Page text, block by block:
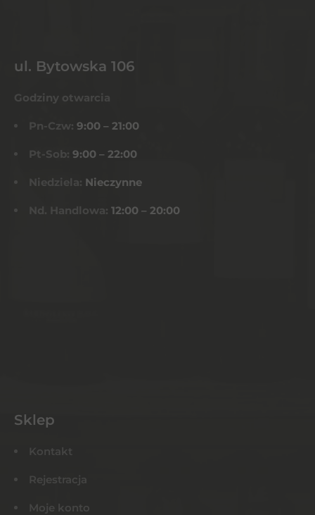
ul. Bytowska 106
Godziny otwarcia
Pn-Czw: 9:00 – 21:00
Pt-Sob: 9:00 – 22:00
Niedziela: Nieczynne
Nd. Handlowa: 12:00 – 20:00
Sklep
Kontakt
Rejestracja
Moje konto